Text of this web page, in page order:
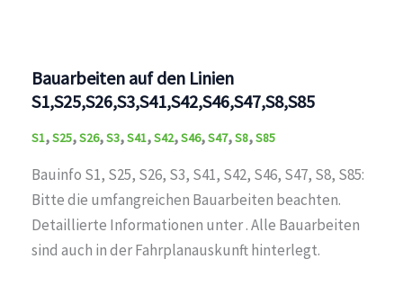
Bauarbeiten auf den Linien
S1,S25,S26,S3,S41,S42,S46,S47,S8,S85
S1,S25,S26,S3,S41,S42,S46,S47,S8,S85
Bauinfo S1, S25, S26, S3, S41, S42, S46, S47, S8, S85:
Bitte die umfangreichen Bauarbeiten beachten.
Detaillierte Informationen unter . Alle Bauarbeiten
sind auch in der Fahrplanauskunft hinterlegt.